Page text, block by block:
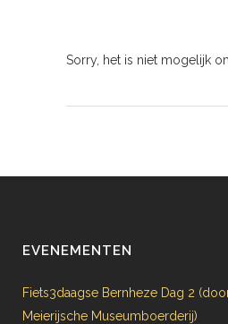
Sorry, het is niet mogelijk
EVENEMENTEN
Fiets3daagse Bernheze Dag 2
Meierijsche Museumboerderij)